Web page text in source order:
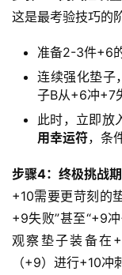
这是最考验技巧的
准备2-3件+6
连续强化垫子
子B从+6冲+7
此时，立即放
用幸运符，条
步骤4：终极挑战期
+10需要更苛刻的
+9失败”甚至“+9
观察垫子装备在
（+9）进行+10冲